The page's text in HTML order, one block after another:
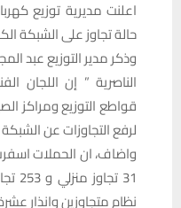
حالة تجاوز على الشبكة
وذكر مدير التوزيع عبد
الناصرية ” إن اللجان
قواطع التوزيع ومراكز
لرفع التجاوزات عن الشبكة
نظام متجاوزين وانذار